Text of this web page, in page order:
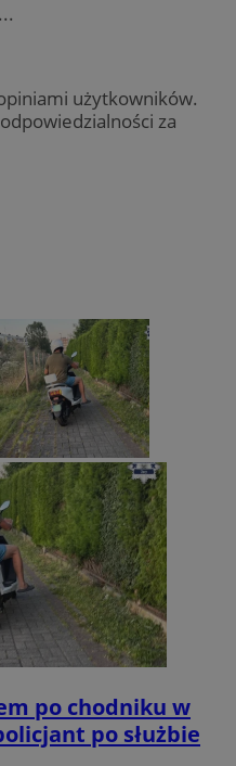
użytkowników.
za
po chodniku w
po służbie